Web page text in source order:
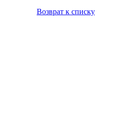
Возврат к списку